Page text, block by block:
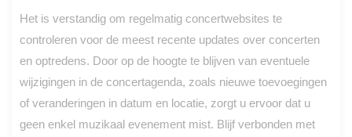
Het is verstandig om regelmatig concertwebsites te
controleren voor de meest recente updates over concerten
en optredens. Door op de hoogte te blijven van eventuele
wijzigingen in de concertagenda, zoals nieuwe toevoegingen
of veranderingen in datum en locatie, zorgt u ervoor dat u
geen enkel muzikaal evenement mist. Blijf verbonden met